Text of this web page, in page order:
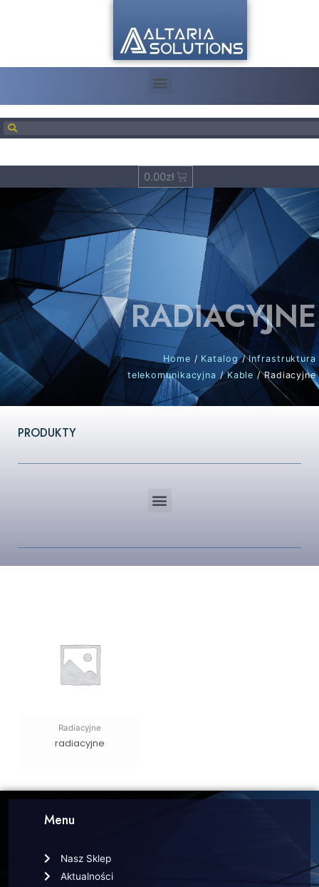
0.00zł
RADIACYJNE
Home /Katalog/Infrastruktura
telekomunikacyjna /Kable / Radiacyjne
PRODUKTY
Radiacyjne
radiacyjne
Menu
Nasz Sklep
Aktualności